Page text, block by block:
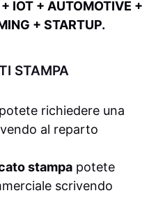
IOT + AUTOMOTIVE +
+ STARTUP.
STAMPA
potete richiedere una
al reparto
stampa potete
scrivendo